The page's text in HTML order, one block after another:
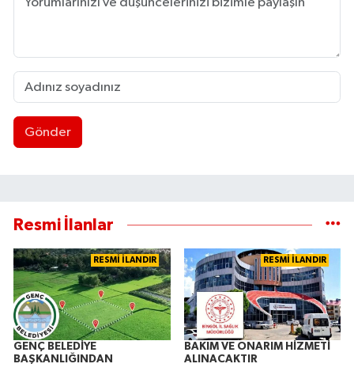
Gönder
Resmi İlanlar
RESMİ İLANDIR
GENÇ BELEDİYE
BAŞKANLIĞINDAN
RESMİ İLANDIR
BAKIM VE ONARIM HİZMETİ
ALINACAKTIR